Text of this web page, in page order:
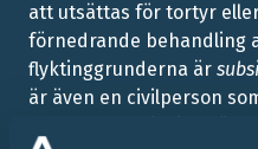
att utsättas för tortyr
förnedrande behandling
flyktinggrunderna är
är även en civilperson